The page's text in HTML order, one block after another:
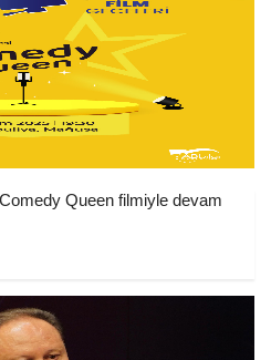
Queen filmiyle devam